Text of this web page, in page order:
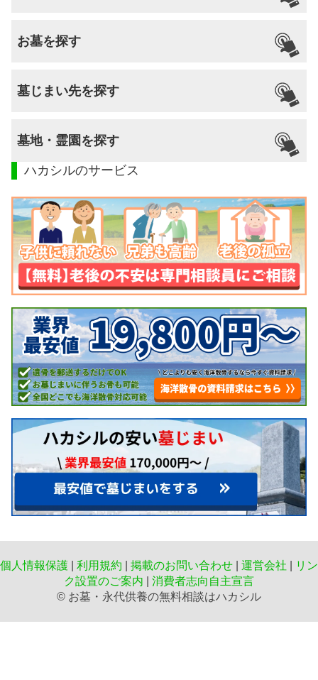
お墓を探す
墓じまい先を探す
墓地・霊園を探す
ハカシルのサービス
個人情報保護 利用規約 掲載のお問い合わせ 運営会社
リン
ク設置のご案内
消費者志向自主宣言
©️ お墓・永代供養の無料相談はハカシル